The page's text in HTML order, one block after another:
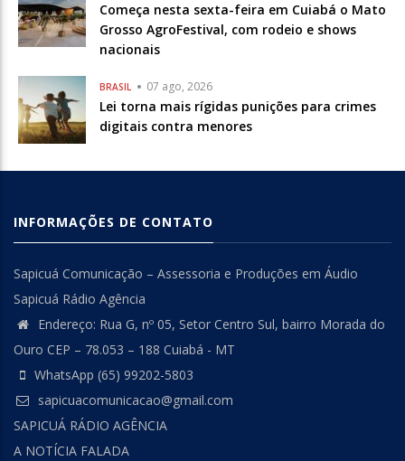
Começa nesta sexta-feira em Cuiabá o Mato
Grosso AgroFestival, com rodeio e shows
nacionais
BRASIL 07 ago, 2026
Lei torna mais rígidas punições para crimes
digitais contra menores
INFORMAÇÕES DE CONTATO
Sapicuá Comunicação – Assessoria e Produções em Áudio
Sapicuá Rádio Agência
Endereço: Rua G, nº 05, Setor Centro Sul, bairro Morada do
Ouro CEP – 78.053 – 188 Cuiabá - MT
WhatsApp (65) 99202-5803
sapicuacomunicacao@gmail.com
SAPICUÁ RÁDIO AGÊNCIA
A NOTÍCIA FALADA